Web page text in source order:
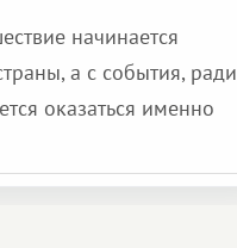
начинается
а с события, ради
оказаться именно